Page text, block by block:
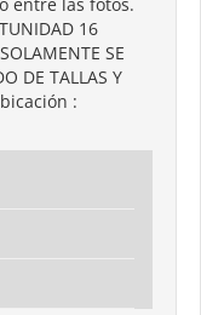
16
SE
DE TALLAS Y
: